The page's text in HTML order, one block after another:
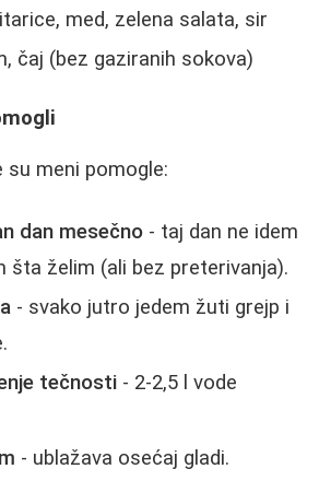
med, zelena salata, sir
čaj (bez gaziranih sokova)
su meni pomogle:
dan mesečno - taj dan ne idem
šta želim (ali bez preterivanja).
- svako jutro jedem žuti grejp i
tečnosti - 2-2,5 l vode
- ublažava osećaj gladi.